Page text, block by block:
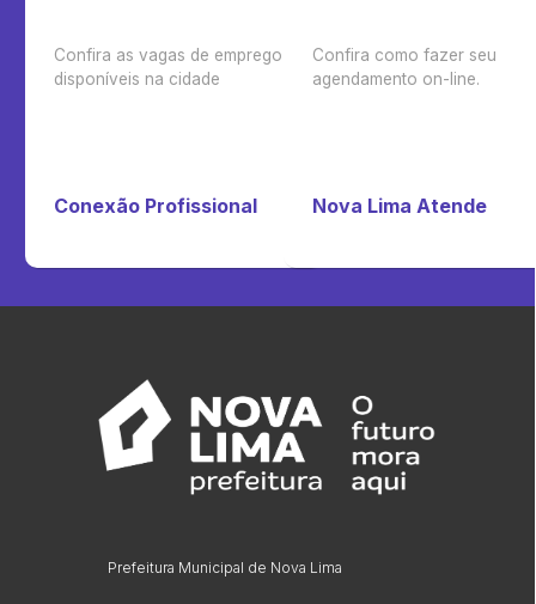
Confira as vagas de emprego
disponíveis na cidade
Conexão Profissional
Confira como fazer seu
agendamento on-line.
Nova Lima Atende
Prefeitura Municipal de Nova Lima